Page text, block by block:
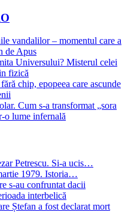
vandalilor – momentul care a
de Apus
Universului? Misterul celei
fizică
chip, epopeea care ascunde
Cum s-a transformat „sora
o lume infernală
Petrescu. Si-a ucis…
1979. Istoria…
s-au confruntat dacii
interbelică
Ștefan a fost declarat mort